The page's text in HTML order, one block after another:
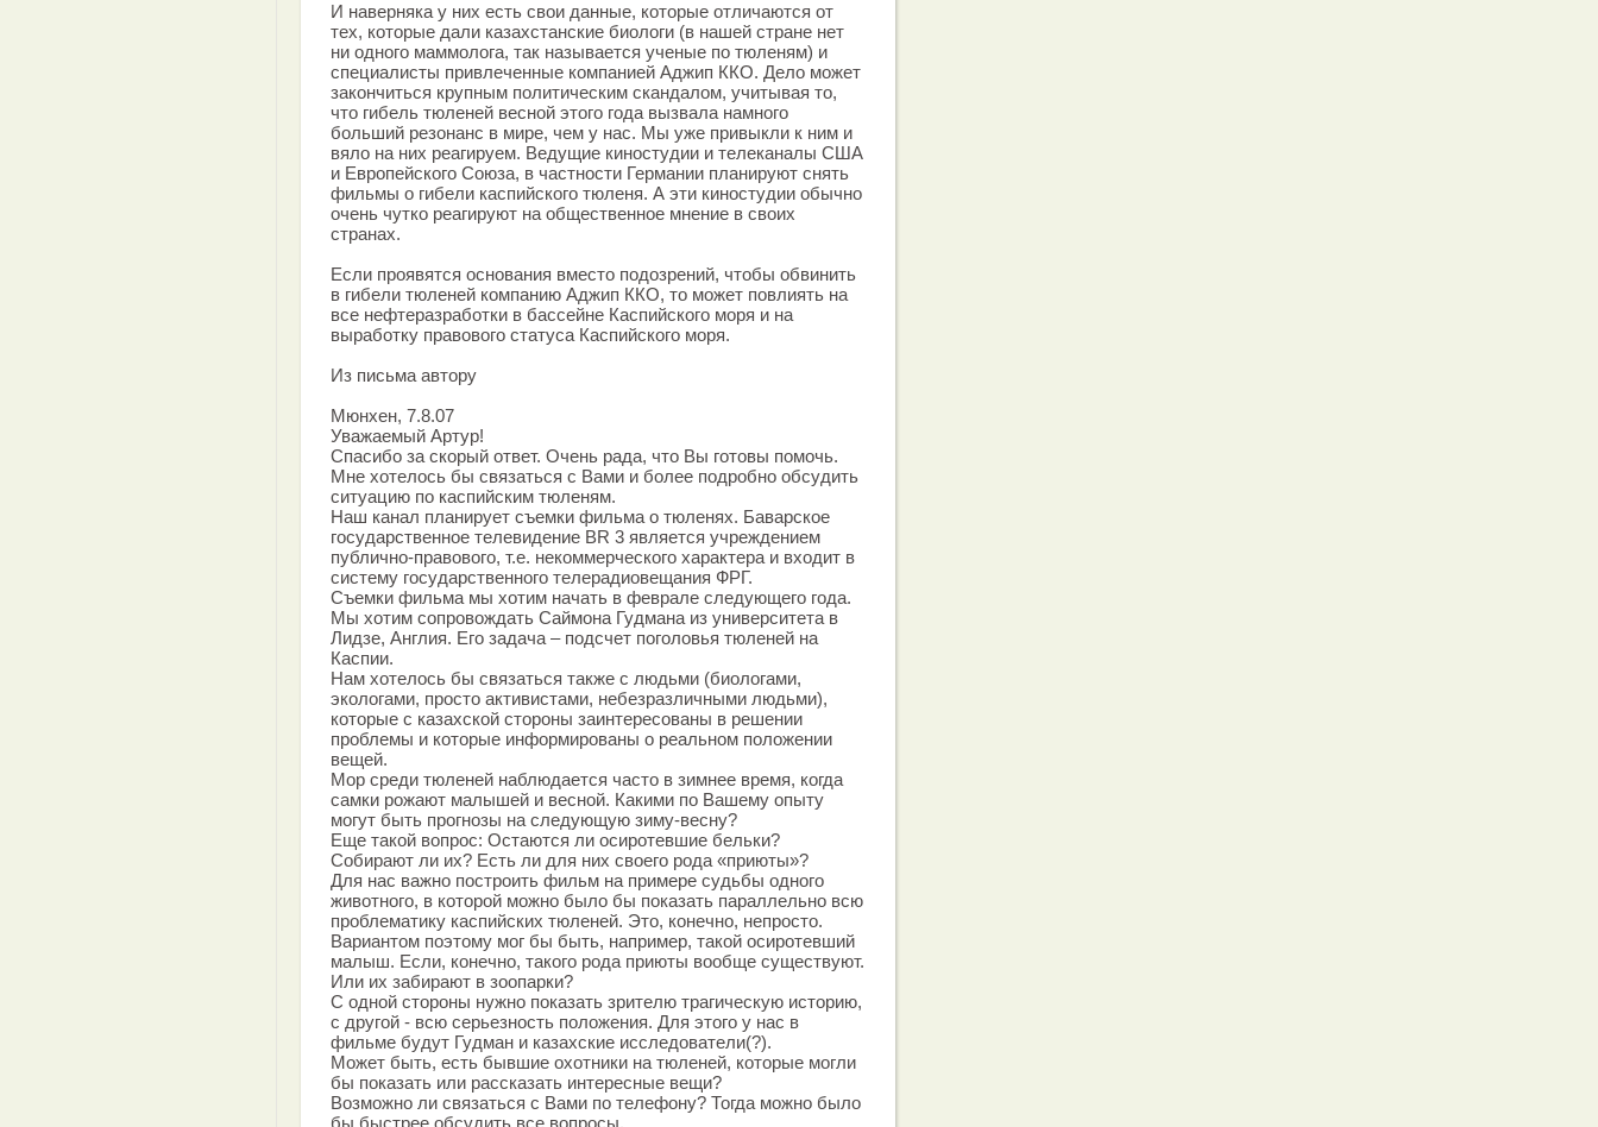
И наверняка у них есть свои данные, которые отличаются от
тех, которые дали казахстанские биологи (в нашей стране нет
ни одного маммолога, так называется ученые по тюленям) и
специалисты привлеченные компанией Аджип ККО. Дело может
закончиться крупным политическим скандалом, учитывая то,
что гибель тюленей весной этого года вызвала намного
больший резонанс в мире, чем у нас. Мы уже привыкли к ним и
вяло на них реагируем. Ведущие киностудии и телеканалы США
и Европейского Союза, в частности Германии планируют снять
фильмы о гибели каспийского тюленя. А эти киностудии обычно
очень чутко реагируют на общественное мнение в своих
странах.
Если проявятся основания вместо подозрений, чтобы обвинить
в гибели тюленей компанию Аджип ККО, то может повлиять на
все нефтеразработки в бассейне Каспийского моря и на
выработку правового статуса Каспийского моря.
Из письма автору
Мюнхен, 7.8.07
Уважаемый Артур!
Спасибо за скорый ответ. Очень рада, что Вы готовы помочь.
Мне хотелось бы связаться с Вами и более подробно обсудить
ситуацию по каспийским тюленям.
Наш канал планирует съемки фильма о тюленях. Баварское
государственное телевидение BR 3 является учреждением
публично-правового, т.е. некоммерческого характера и входит в
систему государственного телерадиовещания ФРГ.
Съемки фильма мы хотим начать в феврале следующего года.
Мы хотим сопровождать Саймона Гудмана из университета в
Лидзе, Англия. Его задача – подсчет поголовья тюленей на
Каспии.
Нам хотелось бы связаться также с людьми (биологами,
экологами, просто активистами, небезразличными людьми),
которые с казахской стороны заинтересованы в решении
проблемы и которые информированы о реальном положении
вещей.
Мор среди тюленей наблюдается часто в зимнее время, когда
самки рожают малышей и весной. Какими по Вашему опыту
могут быть прогнозы на следующую зиму-весну?
Еще такой вопрос: Остаются ли осиротевшие бельки?
Собирают ли их? Есть ли для них своего рода «приюты»?
Для нас важно построить фильм на примере судьбы одного
животного, в которой можно было бы показать параллельно всю
проблематику каспийских тюленей. Это, конечно, непросто.
Вариантом поэтому мог бы быть, например, такой осиротевший
малыш. Если, конечно, такого рода приюты вообще существуют.
Или их забирают в зоопарки?
С одной стороны нужно показать зрителю трагическую историю,
с другой - всю серьезность положения. Для этого у нас в
фильме будут Гудман и казахские исследователи(?).
Может быть, есть бывшие охотники на тюленей, которые могли
бы показать или рассказать интересные вещи?
Возможно ли связаться с Вами по телефону? Тогда можно было
бы быстрее обсудить все вопросы.